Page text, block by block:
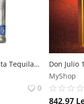
Sierra Antiguo Plata Tequila 0.7L Sierra
0
MyShop
842,97